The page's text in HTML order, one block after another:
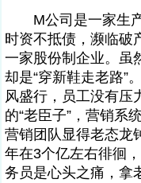
M公司是一家生产
时资不抵债，濒临破
一家股份制企业。虽
却是“穿新鞋走老路”
风盛行，员工没有压
的“老臣子”，营销系
营销团队显得老态龙
年在3个亿左右徘徊
务员是心头之痛，拿